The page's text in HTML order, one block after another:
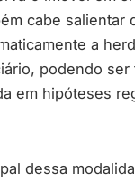
cabe salientar
a
podendo ser
em hipóteses
dessa